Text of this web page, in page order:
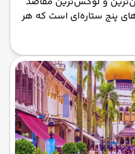
پنج ستاره‌ای است که هر
به گردشگران ارائه می‌دهند.
اقامتگاه‌های تاریخی و
با معماری خیره‌کننده،
فوق‌العاده، مقصدی
سفرهای لوکس محسوب
سنگاپور به این کشور سفر
و بودجه شما، می‌تواند
کیفیت سفرتان را چندین برابر افزایش دهد. در این راهنما، ۵
را به شما معرفی می‌کنیم.